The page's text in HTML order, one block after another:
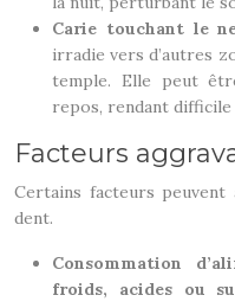
Carie touchant le
irradie vers d’autres
temple. Elle peut
repos, rendant
Facteurs
Certains facteurs peuvent
dent.
Consommation
froids, acides ou